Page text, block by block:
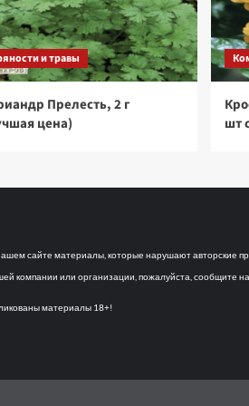
и травы
Прелесть, 2 г
цена)
шт
сайте материалы, которые нарушают авторские
компании или организации, пожалуйста, сообщите
материалы 18+!